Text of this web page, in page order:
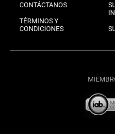
CONTÁCTANOS
TÉRMINOS Y
CONDICIONES